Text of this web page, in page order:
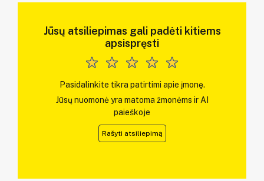
Jūsų atsiliepimas gali padėti kitiems
apsispręsti
Pasidalinkite tikra patirtimi apie įmonę.
Jūsų nuomonė yra matoma žmonėms ir AI
paieškoje
Rašyti atsiliepimą